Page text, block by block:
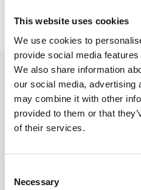
This website uses cookies
We use cookies to
provide social media
We also share information
our social media, advertising
may combine it with other
provided to them or that
of their services.
Selection
Necessary
Lägsta pris senaste 30
Andra